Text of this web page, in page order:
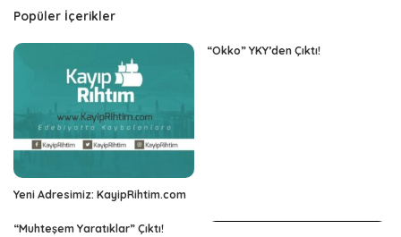
Popüler İçerikler
Yeni Adresimiz: KayipRihtim.com
“Okko” YKY’den Çıktı!
“Muhteşem Yaratıklar” Çıktı!